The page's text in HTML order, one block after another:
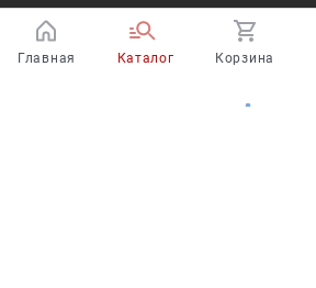
Главная Каталог Корзина